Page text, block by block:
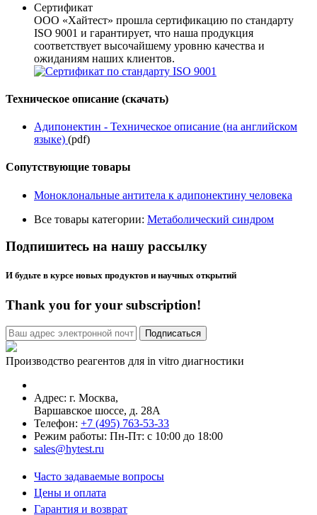
Сертификат
ООО «Хайтест» прошла сертификацию по стандарту
ISO 9001 и гарантирует, что наша продукция
соответствует высочайшему уровню качества и
ожиданиям наших клиентов.
Техническое описание (скачать)
Адипонектин - Техническое описание (на английском
языке) (pdf)
Сопутствующие товары
Моноклональные антитела к адипонектину человека
Все товары категории: Метаболический синдром
Подпишитесь на нашу рассылку
И будьте в курсе новых продуктов и научных открытий
Thank you for your subscription!
Производство реагентов для in vitro диагностики
Адрес: г. Москва,
Варшавское шоссе, д. 28А
Телефон: +7 (495) 763-53-33
Режим работы: Пн-Пт: с 10:00 до 18:00
sales@hytest.ru
Часто задаваемые вопросы
Цены и оплата
Гарантия и возврат